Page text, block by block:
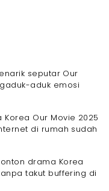
seputar Our
aduk emosi
Our Movie 2025
di rumah sudah
drama Korea
takut buffering di